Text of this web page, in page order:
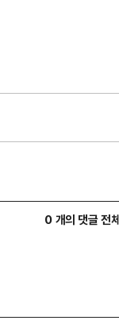
0 개의 댓글 전